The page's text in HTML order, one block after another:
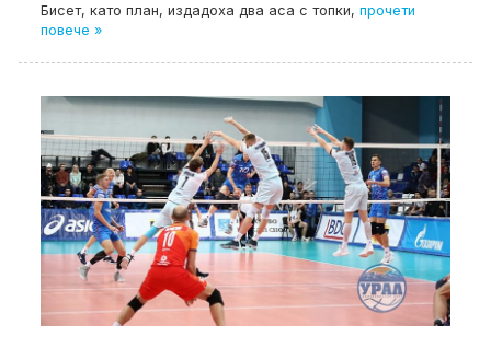
Бисет, като план, издадоха два аса с топки, прочети
повече »